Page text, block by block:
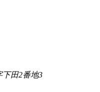
田2番地3